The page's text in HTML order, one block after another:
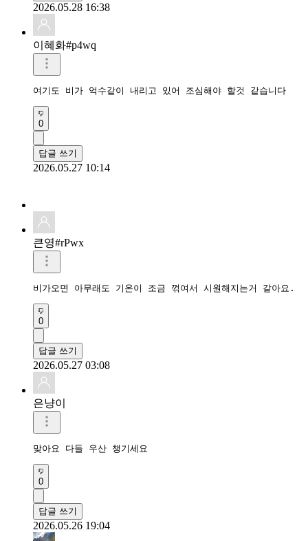
2026.05.28 16:38
이혜화#p4wq
여기도 비가 억수같이 내리고 있어 조심해야 할것 같습니다
0
답글 쓰기
2026.05.27 10:14
큰영#rPwx
비가오면 아무래도 기온이 조금 꺾여서 시원해지는거 같아요.
0
답글 쓰기
2026.05.27 03:08
은냥이
맞아요 다들 우산 챙기세요
0
답글 쓰기
2026.05.26 19:04